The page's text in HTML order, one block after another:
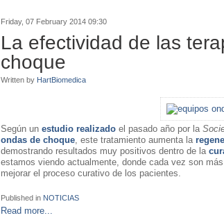
Friday, 07 February 2014 09:30
La efectividad de las
choque
Written by HartBiomedica
Según un estudio realizado el pasado año por la
ondas de choque, este tratamiento aumenta la
demostrando resultados muy positivos dentro de la
estamos viendo actualmente, donde cada vez son
mejorar el proceso curativo de los pacientes.
Published in NOTICIAS
Read more...